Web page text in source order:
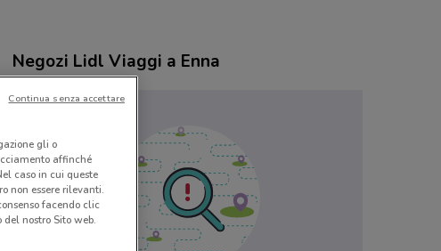
Negozi Lidl Viaggi a Enna
gli o
affinché
caso in cui queste
non essere rilevanti.
facendo clic
nostro Sito web.
Continua senza accettare